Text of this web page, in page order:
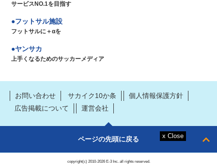
サービスNO.1を目指す
フットサル施設
フットサルに＋αを
ヤンサカ
上手くなるためのサッカーメディア
お問い合わせ サカイク10か条
個人情報保護方針
広告掲載について
運営会社
ページの先頭に戻る
copyright(c) 2010-2026 E-3 Inc. all rights reserved.